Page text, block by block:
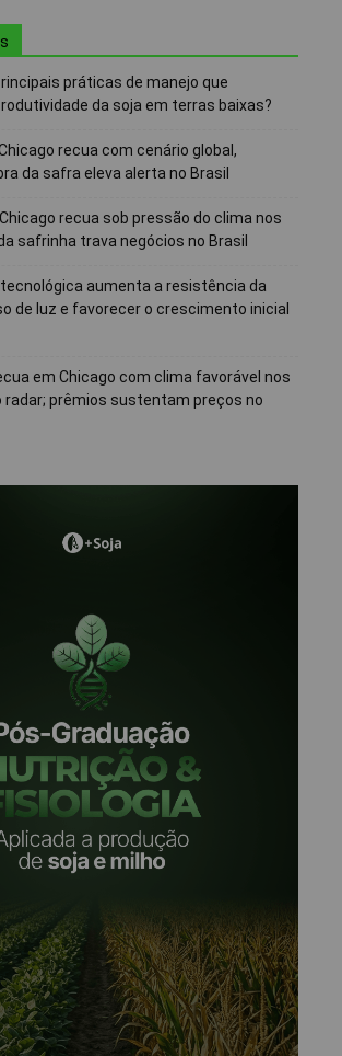
práticas de manejo que
da soja em terras baixas?
recua com cenário global,
da safra eleva alerta no Brasil
recua sob pressão do clima nos
safrinha trava negócios no Brasil
aumenta a resistência da
de luz e favorecer o crescimento inicial
em Chicago com clima favorável nos
radar; prêmios sustentam preços no